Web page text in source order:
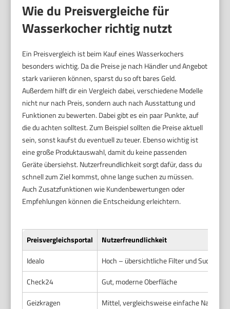
Wie du Preisvergleiche für
Wasserkocher richtig nutzt
Ein Preisvergleich ist beim Kauf eines Wasserkochers
besonders wichtig. Da die Preise je nach Händler und Angebot
stark variieren können, sparst du so oft bares Geld.
Außerdem hilft dir ein Vergleich dabei, verschiedene Modelle
nicht nur nach Preis, sondern auch nach Ausstattung und
Funktionen zu bewerten. Dabei gibt es ein paar Punkte, auf
die du achten solltest. Zum Beispiel sollten die Preise aktuell
sein, sonst kaufst du eventuell zu teuer. Ebenso wichtig ist
eine große Produktauswahl, damit du keine passenden
Geräte übersiehst. Nutzerfreundlichkeit sorgt dafür, dass du
schnell zum Ziel kommst, ohne lange suchen zu müssen.
Auch Zusatzfunktionen wie Kundenbewertungen oder
Empfehlungen können die Entscheidung erleichtern.
Preisvergleichsportal
Nutzerfreundlichkeit
Idealo
Hoch – übersichtliche Filter und
Check24
Gut, moderne Oberfläche
Geizkragen
Mittel, vergleichsweise einfache